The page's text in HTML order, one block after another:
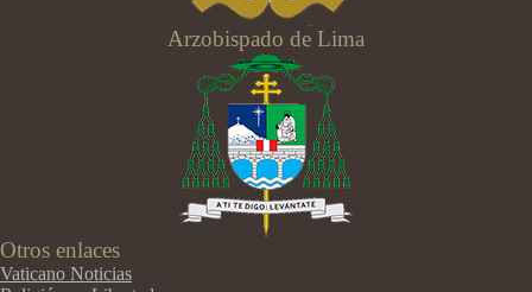
Arzobispado de Lima
Otros enlaces
Vaticano Noticias